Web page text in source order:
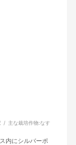
主な栽培作物:なす
内にシルバーポ